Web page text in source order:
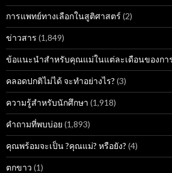
การแพทย์ทางเลือกในสูติศาสตร์ (2)
ข่าวสาร (1,849)
ข้อแนะนำสำหรับคุณแม่ในแต่ละเดือนของกา
คลอดปกติไม่ได้ จะทำอย่างไร? (3)
ความรู้สำหรับนักศึกษา (1,918)
คำถามที่พบบ่อย (1,893)
คุณพร้อมจะเป็น ?คุณแม่? หรือยัง? (4)
ตกขาว (1)